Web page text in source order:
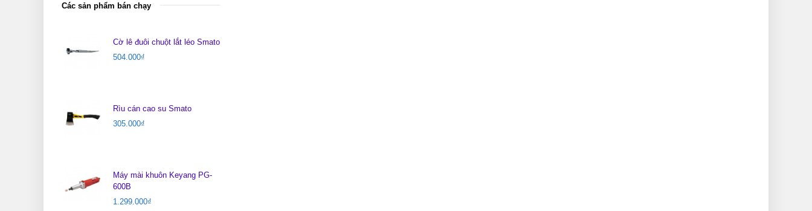
Các sản phẩm bán chạy
Cờ lê đuôi chuột lắt léo Smato
504.000₫
Rìu cán cao su Smato
305.000₫
Máy mài khuôn Keyang PG-
600B
1.299.000₫